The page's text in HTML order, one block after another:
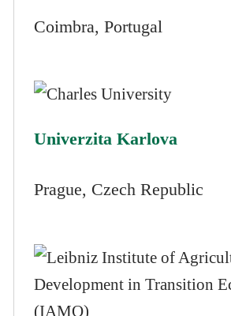
Coimbra, Portugal
Univerzita Karlova
Prague, Czech Republic